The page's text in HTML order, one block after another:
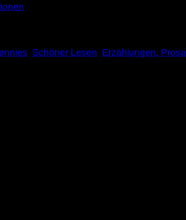
Schöner Lesen Erzählungen, Prosa